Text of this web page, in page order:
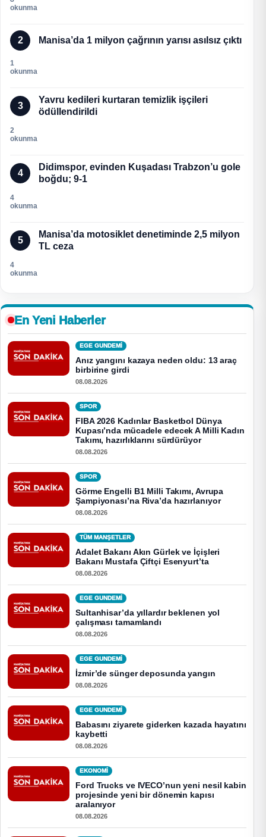
okunma
2 Manisa’da 1 milyon çağrının yarısı asılsız çıktı
1
okunma
3
Yavru kedileri kurtaran temizlik işçileri
ödüllendirildi
2
okunma
4
Didimspor, evinden Kuşadası Trabzon’u gole
boğdu; 9-1
4
okunma
5
Manisa’da motosiklet denetiminde 2,5 milyon
TL ceza
4
okunma
En Yeni Haberler
EGE GUNDEMİ
Anız yangını kazaya neden oldu: 13 araç
birbirine girdi
08.08.2026
SPOR
FIBA 2026 Kadınlar Basketbol Dünya
Kupası’nda mücadele edecek A Milli Kadın
Takımı, hazırlıklarını sürdürüyor
08.08.2026
SPOR
Görme Engelli B1 Milli Takımı, Avrupa
Şampiyonası’na Riva’da hazırlanıyor
08.08.2026
TÜM MANŞETLER
Adalet Bakanı Akın Gürlek ve İçişleri
Bakanı Mustafa Çiftçi Esenyurt’ta
08.08.2026
EGE GUNDEMİ
Sultanhisar’da yıllardır beklenen yol
çalışması tamamlandı
08.08.2026
EGE GUNDEMİ
İzmir’de sünger deposunda yangın
08.08.2026
EGE GUNDEMİ
Babasını ziyarete giderken kazada hayatını
kaybetti
08.08.2026
EKONOMI
Ford Trucks ve IVECO’nun yeni nesil kabin
projesinde yeni bir dönemin kapısı
aralanıyor
08.08.2026